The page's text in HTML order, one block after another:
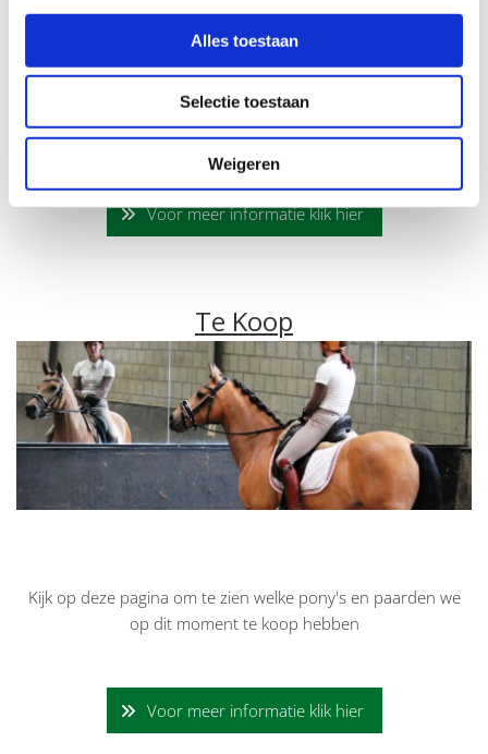
Alles toestaan
Selectie toestaan
Weigeren
Bij MB Dressage Stables is het mogelijk om uw dressuurpaard
of pony te stallen, trainen en verkopen door Marjolein
Voor meer informatie klik hier
Te Koop
Kijk op deze pagina om te zien welke pony's en paarden we
op dit moment te koop hebben
Voor meer informatie klik hier